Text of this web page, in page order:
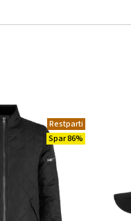
Restparti
Spar 86%